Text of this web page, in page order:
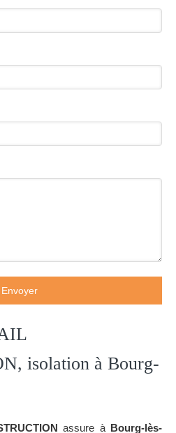
Envoyer
isolation à Bourg-
assure à Bourg-lès-